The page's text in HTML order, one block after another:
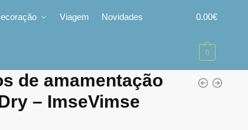
Viagem Novidades 0.00€
0
de amamentação
– ​​ImseVimse